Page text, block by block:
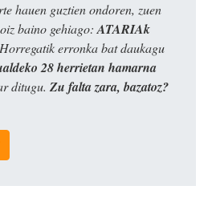
hauen guztien ondoren, zuen
baino gehiago:ATARIAk
erronka bat daukagu
28 herrietan hamarna
ditugu. Zu falta zara, bazatoz?